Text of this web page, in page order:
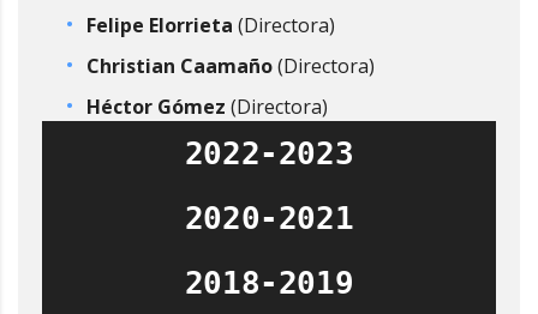
Felipe Elorrieta (Directora)
Christian Caamaño(Directora)
Héctor Gómez (Directora)
2022-2023
2020-2021
2018-2019